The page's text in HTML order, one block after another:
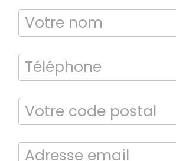
Bilan énergétique
DPE